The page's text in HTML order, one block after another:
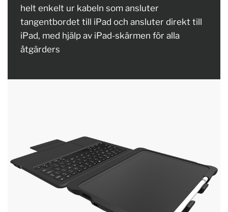
helt enkelt ur kabeln som ansluter
tangentbordet till iPad och ansluter direkt till
iPad, med hjälp av iPad-skärmen för alla
åtgärders